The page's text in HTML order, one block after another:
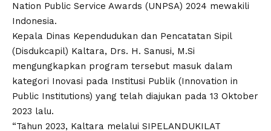
Nation Public Service Awards (UNPSA) 2024 mewakili
Indonesia.
Kepala Dinas Kependudukan dan Pencatatan Sipil
(Disdukcapil) Kaltara, Drs. H. Sanusi, M.Si
mengungkapkan program tersebut masuk dalam
kategori Inovasi pada Institusi Publik (Innovation in
Public Institutions) yang telah diajukan pada 13 Oktober
2023 lalu.
“Tahun 2023, Kaltara melalui SIPELANDUKILAT